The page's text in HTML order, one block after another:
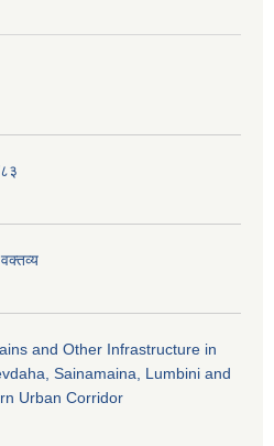
and Other Infrastructure in
Sainamaina, Lumbini and
Urban Corridor